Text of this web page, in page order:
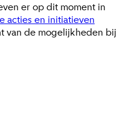
er op dit moment in
acties en initiatieven
van de mogelijkheden bij